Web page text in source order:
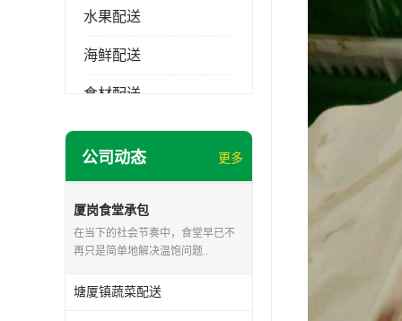
水果配送
海鲜配送
食材配送
公司动态 更多
厦岗食堂承包
在当下的社会节奏中，食堂早已不
再只是简单地解决温饱问题..
塘厦镇蔬菜配送